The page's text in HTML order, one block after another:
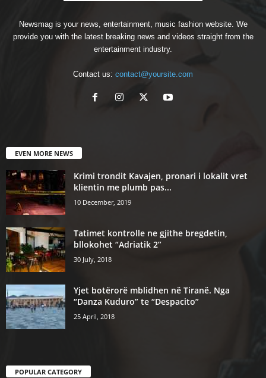
Newsmag is your news, entertainment, music fashion website. We
provide you with the latest breaking news and videos straight from the
entertainment industry.
Contact us: contact@yoursite.com
EVEN MORE NEWS
Krimi trondit Kavajen, pronari i lokalit vret
klientin me plumb pas...
10 December, 2019
Tatimet kontrolle ne gjithe bregdetin,
bllokohet “Adriatik 2”
30 July, 2018
Yjet botërorë mblidhen në Tiranë. Nga
“Danza Kuduro” te “Despacito”
25 April, 2018
POPULAR CATEGORY